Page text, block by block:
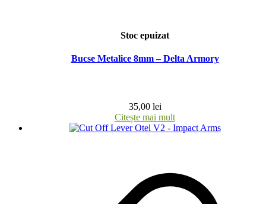
Stoc epuizat
Bucse Metalice 8mm – Delta Armory
35,00 lei
Citește mai mult